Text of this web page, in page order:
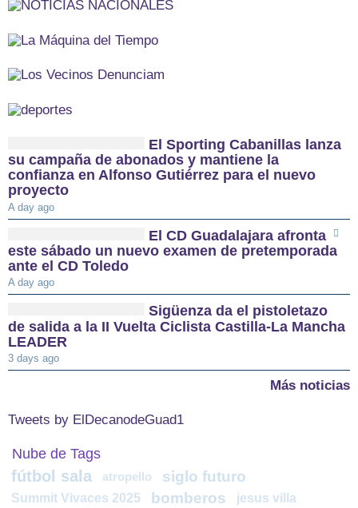
El Sporting Cabanillas lanza
su campaña de abonados y mantiene la
confianza en Alfonso Gutiérrez para el nuevo
proyecto
A day ago
El CD Guadalajara afronta
este sábado un nuevo examen de pretemporada
ante el CD Toledo
A day ago
Sigüenza da el pistoletazo
de salida a la II Vuelta Ciclista Castilla-La Mancha
LEADER
3 days ago
Más noticias
Tweets by ElDecanodeGuad1
Nube de Tags
fútbol sala atropello siglo futuro
Summit Vivaces 2025 bomberos jesus villa